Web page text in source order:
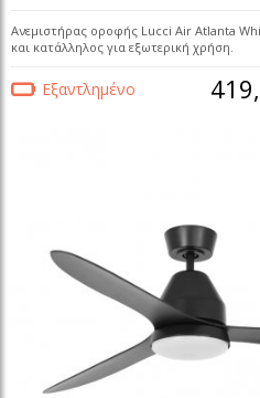
Ανεμιστήρας οροφής Lucci Air Atlanta
και κατάλληλος για εξωτερική χρήση.
Εξαντλημένο